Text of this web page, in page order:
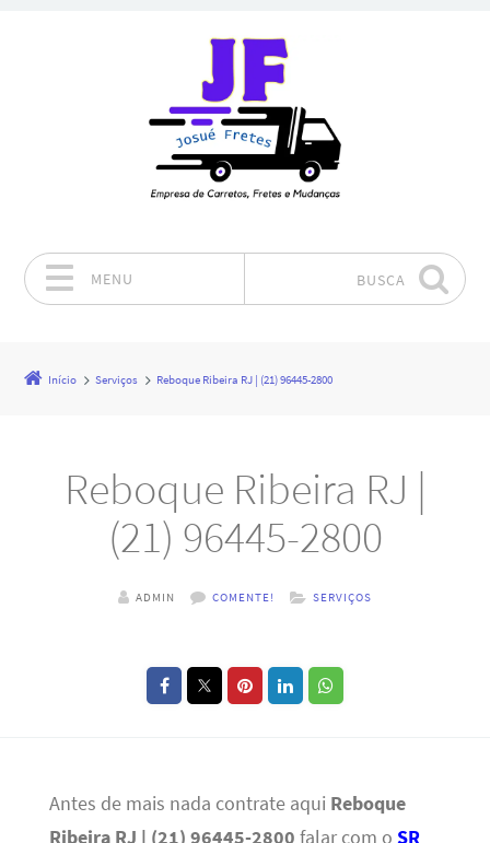
MENU BUSCA
Início Serviços Reboque Ribeira RJ | (21) 96445-2800
Reboque Ribeira RJ |
(21) 96445-2800
ADMIN COMENTE! SERVIÇOS
Antes de mais nada contrate aqui Reboque
Ribeira RJ | (21) 96445-2800 falar com o SR